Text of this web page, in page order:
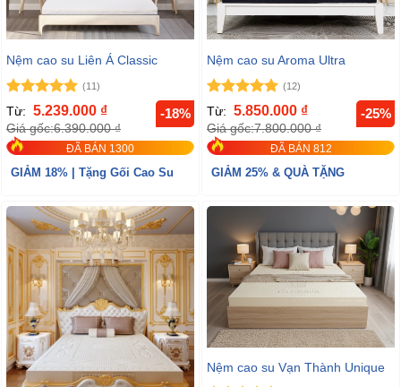
Nệm cao su Liên Á Classic
Được xếp
hạng5
5
sao
(11)
Từ: 5.239.000 ₫
Giá gốc:6.390.000₫
-18%
ĐÃ BÁN 1300
GIẢM 18% | Tặng Gối Cao Su
Nệm cao su Aroma Ultra
Được xếp
hạng5
5
sao
(12)
Từ: 5.850.000 ₫
Giá gốc:7.800.000₫
-25%
ĐÃ BÁN 812
GIẢM 25% & QUÀ TẶNG
Nệm cao su Vạn Thành Unique